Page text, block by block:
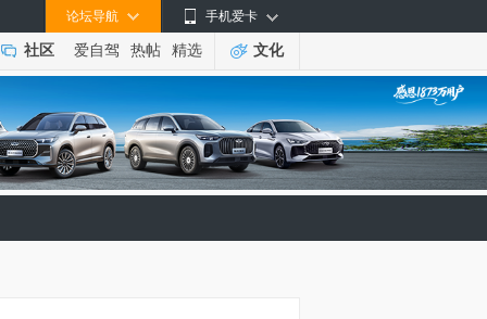
手机爱卡
论坛导航
社区 爱自驾 热帖 精选 文化